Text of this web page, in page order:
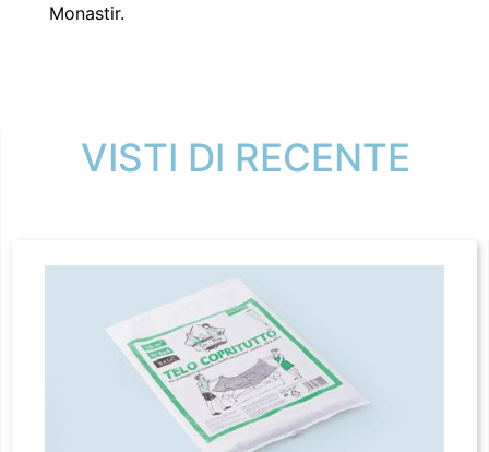
Monastir.
VISTI DI RECENTE